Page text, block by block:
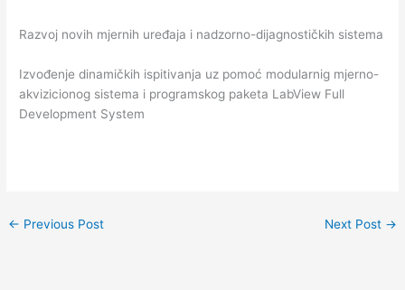
Razvoj novih mjernih uređaja i nadzorno-dijagnostičkih sistema
Izvođenje dinamičkih ispitivanja uz pomoć modularnig mjerno-
akvizicionog sistema i programskog paketa LabView Full
Development System
← Previous Post Next Post →